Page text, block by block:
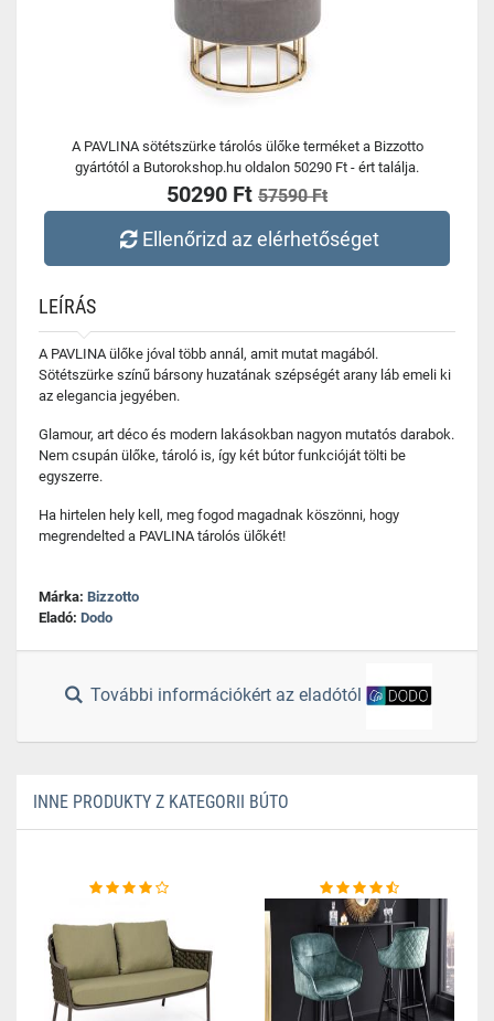
A PAVLINA sötétszürke tárolós ülőke terméket a Bizzotto
gyártótól a Butorokshop.hu oldalon 50290 Ft - ért találja.
50290 Ft 57590 Ft
Ellenőrizd az elérhetőséget
LEÍRÁS
A PAVLINA ülőke jóval több annál, amit mutat magából.
Sötétszürke színű bársony huzatának szépségét arany láb emeli ki
az elegancia jegyében.
Glamour, art déco és modern lakásokban nagyon mutatós darabok.
Nem csupán ülőke, tároló is, így két bútor funkcióját tölti be
egyszerre.
Ha hirtelen hely kell, meg fogod magadnak köszönni, hogy
megrendelted a PAVLINA tárolós ülőkét!
Márka: Bizzotto
Eladó: Dodo
További információkért az eladótól
INNE PRODUKTY Z KATEGORII BÚTO